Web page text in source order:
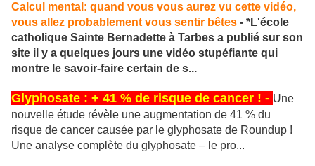
Calcul mental: quand vous vous aurez vu cette vidéo,
vous allez probablement vous sentir bêtes - *L'école
catholique Sainte Bernadette à Tarbes a publié sur son
site il y a quelques jours une vidéo stupéfiante qui
montre le savoir-faire certain de s...
Glyphosate : + 41 % de risque de cancer ! - Une
nouvelle étude révèle une augmentation de 41 % du
risque de cancer causée par le glyphosate de Roundup !
Une analyse complète du glyphosate – le pro...